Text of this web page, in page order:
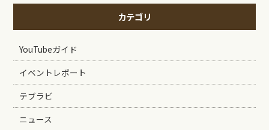
カテゴリ
YouTubeガイド
イベントレポート
テブラビ
ニュース